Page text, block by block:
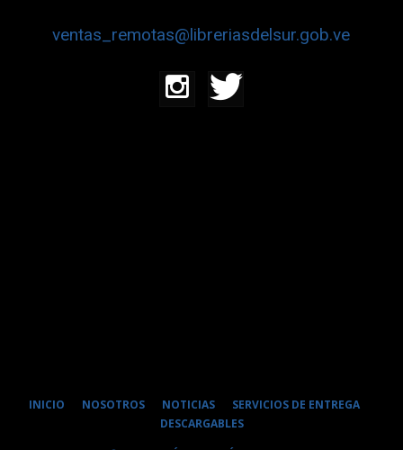
ventas_remotas@libreriasdelsur.gob.ve
INICIO NOSOTROS NOTICIAS
SERVICIOS DE ENTREGA
DESCARGABLES